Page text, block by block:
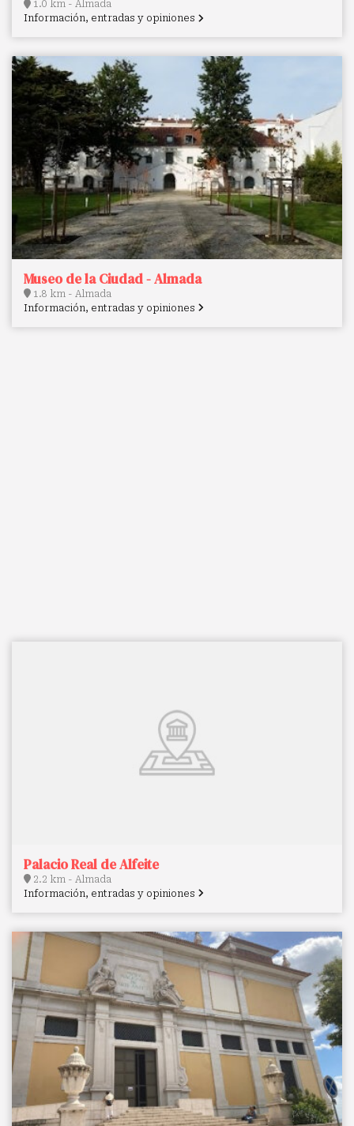
1.0 km - Almada
Información, entradas y opiniones
Museo de la Ciudad - Almada
1.8 km - Almada
Información, entradas y opiniones
Palacio Real de Alfeite
2.2 km - Almada
Información, entradas y opiniones